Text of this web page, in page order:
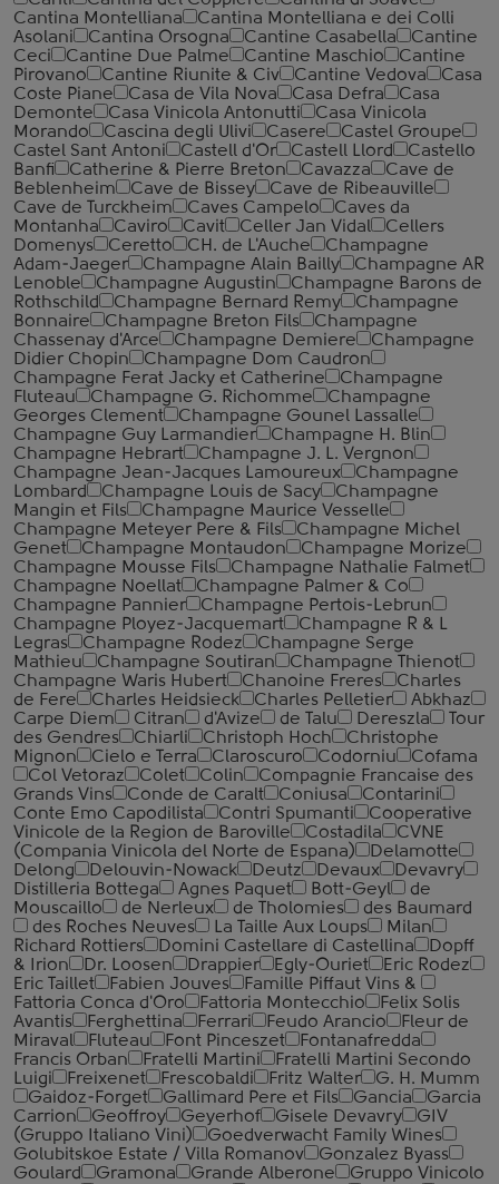
Cantina Montelliana
Cantina Montelliana e dei Colli
Asolani
Cantina Orsogna Cantine Casabella
Cantine
Ceci
Cantine Due Palme Cantine Maschio
Cantine
Pirovano
Cantine Riunite & Civ Cantine Vedova
Casa
Coste Piane
Casa de Vila Nova Casa Defra
Casa
Demonte
Casa Vinicola Antonutti
Casa Vinicola
Morando
Cascina degli Ulivi Casere
Castel Groupe
Castel Sant Antoni
Castell d'Or Castell Llord
Castello
Banfi
Catherine & Pierre Breton Cavazza
Cave de
Beblenheim
Cave de Bissey
Cave de Ribeauville
Cave de Turckheim
Caves Campelo
Caves da
Montanha
Caviro Cavit Celler Jan Vidal
Cellers
Domenys
Ceretto CH. de L'Auche
Champagne
Adam-Jaeger
Champagne Alain Bailly
Champagne AR
Lenoble
Champagne Augustin
Champagne Barons de
Rothschild
Champagne Bernard Remy
Champagne
Bonnaire
Champagne Breton Fils
Champagne
Chassenay d'Arce
Champagne Demiere
Champagne
Didier Chopin
Champagne Dom Caudron
Champagne Ferat Jacky et Catherine
Champagne
Fluteau
Champagne G. Richomme
Champagne
Georges Clement
Champagne Gounel Lassalle
Champagne Guy Larmandier
Champagne H. Blin
Champagne Hebrart
Champagne J. L. Vergnon
Champagne Jean-Jacques Lamoureux
Champagne
Lombard
Champagne Louis de Sacy
Champagne
Mangin et Fils
Champagne Maurice Vesselle
Champagne Meteyer Pere & Fils
Champagne Michel
Genet
Champagne Montaudon
Champagne Morize
Champagne Mousse Fils
Champagne Nathalie Falmet
Champagne Noellat
Champagne Palmer & Co
Champagne Pannier
Champagne Pertois-Lebrun
Champagne Ployez-Jacquemart
Champagne R & L
Legras
Champagne Rodez
Champagne Serge
Mathieu
Champagne Soutiran
Champagne Thienot
Champagne Waris Hubert
Chanoine Freres
Charles
de Fere
Charles Heidsieck Charles Pelletier
Abkhaz
Carpe Diem
Citran d'Avize de Talu Dereszla
Tour
des Gendres
Chiarli Christoph Hoch
Christophe
Mignon
Cielo e Terra Claroscuro Codorniu
Cofama
Col Vetoraz
Colet Colin
Compagnie Francaise des
Grands Vins
Conde de Caralt Coniusa
Contarini
Conte Emo Capodilista
Contri Spumanti
Cooperative
Vinicole de la Region de Baroville
Costadila
CVNE
(Compania Vinicola del Norte de Espana)
Delamotte
Delong
Delouvin-Nowack Deutz Devaux
Devavry
Distilleria Bottega
Agnes Paquet Bott-Geyl
de
Mouscaillo
de Nerleux de Tholomies
des Baumard
des Roches Neuves
La Taille Aux Loups
Milan
Richard Rottiers
Domini Castellare di Castellina
Dopff
& Irion
Dr. Loosen Drappier Egly-Ouriet
Eric Rodez
Eric Taillet
Fabien Jouves
Famille Piffaut Vins &
Fattoria Conca d'Oro
Fattoria Montecchio
Felix Solis
Avantis
Ferghettina Ferrari Feudo Arancio
Fleur de
Miraval
Fluteau Font Pinceszet
Fontanafredda
Francis Orban
Fratelli Martini
Fratelli Martini Secondo
Luigi
Freixenet Frescobaldi Fritz Walter
G. H. Mumm
Gaidoz-Forget
Gallimard Pere et Fils Gancia
Garcia
Carrion
Geoffroy Geyerhof Gisele Devavry
GIV
(Gruppo Italiano Vini)
Goedverwacht Family Wines
Golubitskoe Estate / Villa Romanov
Gonzalez Byass
Goulard
Gramona Grande Alberone
Gruppo Vinicolo